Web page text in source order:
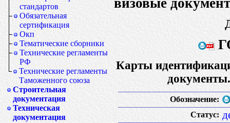
стандартов
Обязательная
сертификация
Окп
Тематические сборники
Технические регламенты
РФ
Технические регламенты
Таможенного союза
Строительная
документация
Техническая
документация
Карты
Обозначение:
Статус: